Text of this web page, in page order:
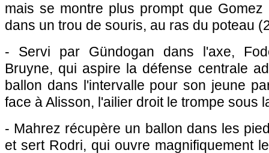
mais se montre plus prompt que Gomez
dans un trou de souris, au ras du poteau
- Servi par Gündogan dans l'axe,
Bruyne, qui aspire la défense centrale
ballon dans l'intervalle pour son jeune
face à Alisson, l'ailier droit le trompe sous
- Mahrez récupère un ballon dans les
et sert Rodri, qui ouvre magnifiquement